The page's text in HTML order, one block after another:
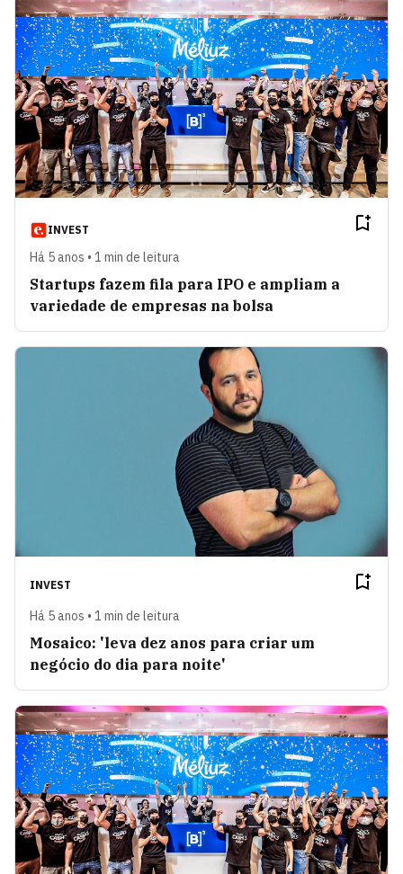
INVEST
Há 5 anos • 1 min de leitura
Startups fazem fila para IPO e ampliam a
variedade de empresas na bolsa
INVEST
Há 5 anos • 1 min de leitura
Mosaico: 'leva dez anos para criar um
negócio do dia para noite'